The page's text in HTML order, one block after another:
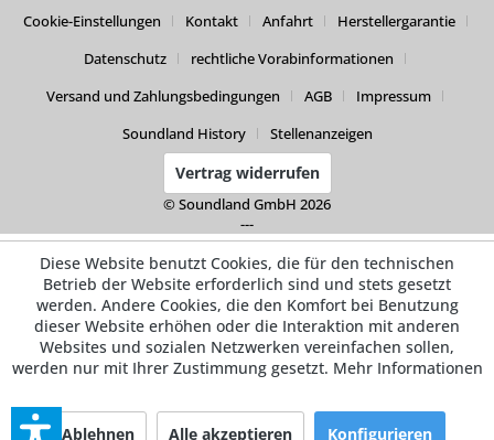
Cookie-Einstellungen Kontakt Anfahrt
Herstellergarantie
Datenschutz
rechtliche Vorabinformationen
Versand und Zahlungsbedingungen
AGB
Impressum
Soundland History
Stellenanzeigen
Vertrag widerrufen
© Soundland GmbH 2026
---
Diese Website benutzt Cookies, die für den technischen
Betrieb der Website erforderlich sind und stets gesetzt
werden. Andere Cookies, die den Komfort bei Benutzung
dieser Website erhöhen oder die Interaktion mit anderen
Websites und sozialen Netzwerken vereinfachen sollen,
werden nur mit Ihrer Zustimmung gesetzt. Mehr Informationen
Ablehnen Alle akzeptieren Konfigurieren